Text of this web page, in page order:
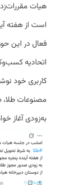
هیات
است از هفته
فعال در این
اتحادیه
کاربری خود
مصنوعات
به‌زودی آغاز